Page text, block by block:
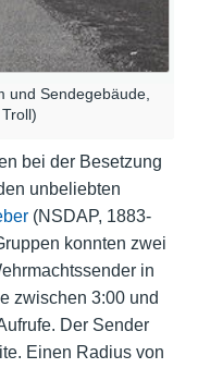
und Sendegebäude,
bei der Besetzung
unbeliebten
(NSDAP, 1883-
konnten zwei
in
zwischen 3:00 und
Der Sender
Einen Radius von